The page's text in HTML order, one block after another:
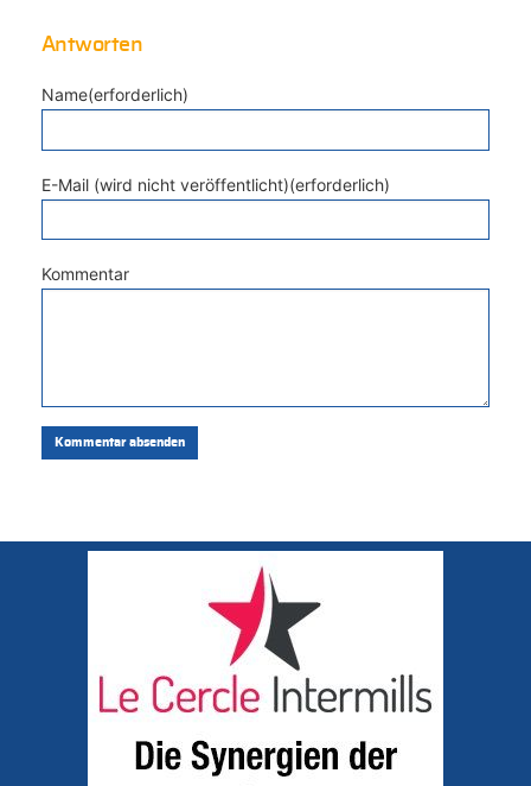
Antworten
Name(erforderlich)
E-Mail (wird nicht veröffentlicht)(erforderlich)
Kommentar